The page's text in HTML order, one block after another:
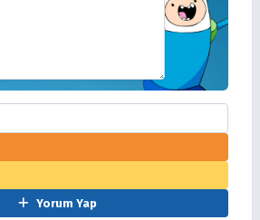
Yorum Yap